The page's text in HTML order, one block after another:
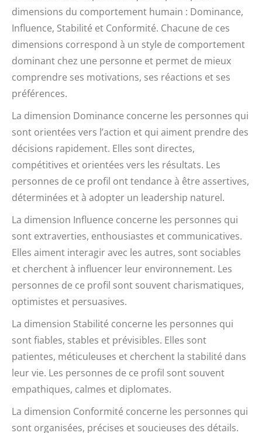
dimensions du comportement humain : Dominance,
Influence, Stabilité et Conformité. Chacune de ces
dimensions correspond à un style de comportement
dominant chez une personne et permet de mieux
comprendre ses motivations, ses réactions et ses
préférences.
La dimension Dominance concerne les personnes qui
sont orientées vers l’action et qui aiment prendre des
décisions rapidement. Elles sont directes,
compétitives et orientées vers les résultats. Les
personnes de ce profil ont tendance à être assertives,
déterminées et à adopter un leadership naturel.
La dimension Influence concerne les personnes qui
sont extraverties, enthousiastes et communicatives.
Elles aiment interagir avec les autres, sont sociables
et cherchent à influencer leur environnement. Les
personnes de ce profil sont souvent charismatiques,
optimistes et persuasives.
La dimension Stabilité concerne les personnes qui
sont fiables, stables et prévisibles. Elles sont
patientes, méticuleuses et cherchent la stabilité dans
leur vie. Les personnes de ce profil sont souvent
empathiques, calmes et diplomates.
La dimension Conformité concerne les personnes qui
sont organisées, précises et soucieuses des détails.